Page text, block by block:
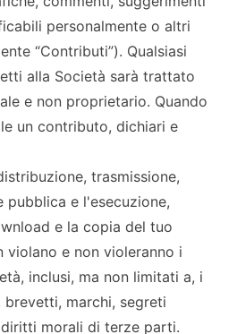
personalmente o altri
“Contributi”). Qualsiasi
alla Società sarà trattato
e non proprietario. Quando
un contributo, dichiari e
trasmissione,
pubblica e l'esecuzione,
e la copia del tuo
violano e non violeranno i
inclusi, ma non limitati a, i
marchi, segreti
morali di terze parti.